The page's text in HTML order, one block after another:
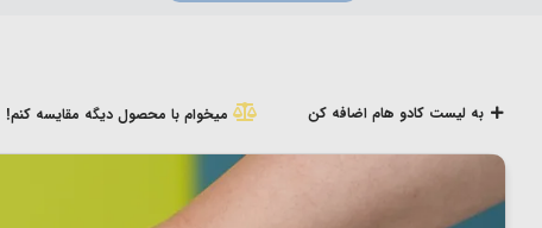
به لیست کادو هام اضافه کن میخوام با محصول دیگه مقایسه کنم!